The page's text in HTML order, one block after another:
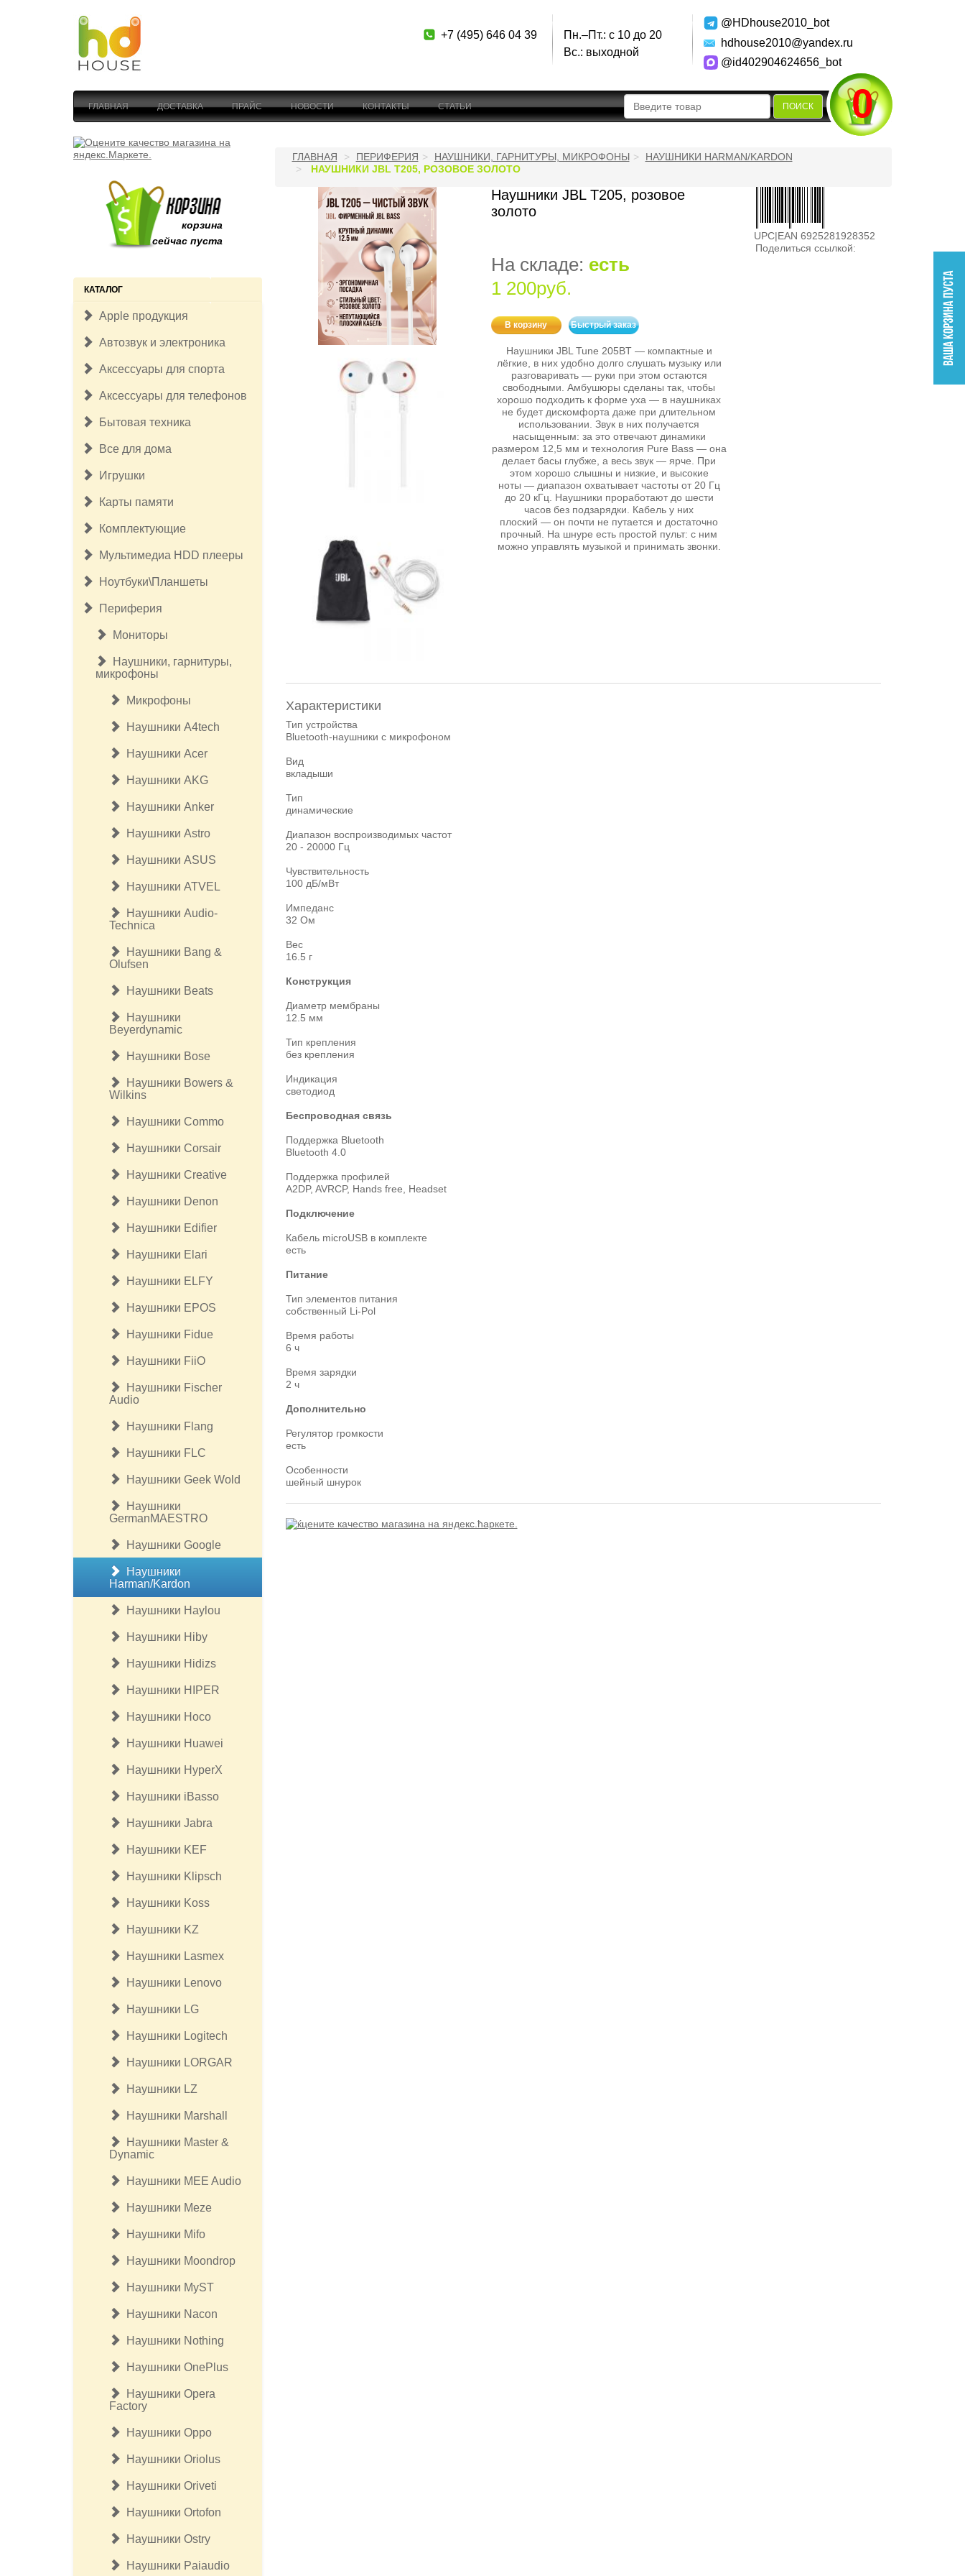
+7 (495) 646 04 39
Пн.–Пт.: с 10 до 20
Вс.: выходной
@HDhouse2010_bot
hdhouse2010@yandex.ru
@id402904624656_bot
ГЛАВНАЯ ДОСТАВКА ПРАЙС НОВОСТИ КОНТАКТЫ СТАТЬИ ПОИСК 0
корзина
сейчас пуста
КАТАЛОГ
Apple продукция
Автозвук и электроника
Аксессуары для спорта
Аксессуары для телефонов
Бытовая техника
Все для дома
Игрушки
Карты памяти
Комплектующие
Мультимедиа HDD плееры
Ноутбуки\Планшеты
Периферия
Мониторы
Наушники, гарнитуры,
микрофоны
Микрофоны
Наушники A4tech
Наушники Acer
Наушники AKG
Наушники Anker
Наушники Astro
Наушники ASUS
Наушники ATVEL
Наушники Audio-
Technica
Наушники Bang &
Olufsen
Наушники Beats
Наушники
Beyerdynamic
Наушники Bose
Наушники Bowers &
Wilkins
Наушники Commo
Наушники Corsair
Наушники Creative
Наушники Denon
Наушники Edifier
Наушники Elari
Наушники ELFY
Наушники EPOS
Наушники Fidue
Наушники FiiO
Наушники Fischer
Audio
Наушники Flang
Наушники FLC
Наушники Geek Wold
Наушники
GermanMAESTRO
Наушники Google
Наушники
Harman/Kardon
Наушники Haylou
Наушники Hiby
Наушники Hidizs
Наушники HIPER
Наушники Hoco
Наушники Huawei
Наушники HyperX
Наушники iBasso
Наушники Jabra
Наушники KEF
Наушники Klipsсh
Наушники Koss
Наушники KZ
Наушники Lasmex
Наушники Lenovo
Наушники LG
Наушники Logitech
Наушники LORGAR
Наушники LZ
Наушники Marshall
Наушники Master &
Dynamic
Наушники MEE Audio
Наушники Meze
Наушники Mifo
Наушники Moondrop
Наушники MyST
Наушники Nacon
Наушники Nothing
Наушники OnePlus
Наушники Opera
Factory
Наушники Oppo
Наушники Oriolus
Наушники Oriveti
Наушники Ortofon
Наушники Ostry
Наушники Paiaudio
ГЛАВНАЯ ПЕРИФЕРИЯ НАУШНИКИ, ГАРНИТУРЫ, МИКРОФОНЫ
НАУШНИКИ HARMAN/KARDON
НАУШНИКИ JBL T205, РОЗОВОЕ ЗОЛОТО
Наушники JBL T205, розовое
золото
На складе: есть
1 200руб.
В корзину Быстрый заказ
Наушники JBL Tune 205BT — компактные и
лёгкие, в них удобно долго слушать музыку или
разговаривать — руки при этом остаются
свободными. Амбушюры сделаны так, чтобы
хорошо подходить к форме уха — в наушниках
не будет дискомфорта даже при длительном
использовании. Звук в них получается
насыщенным: за это отвечают динамики
размером 12,5 мм и технология Pure Bass — она
делает басы глубже, а весь звук — ярче. При
этом хорошо слышны и низкие, и высокие
ноты — диапазон охватывает частоты от 20 Гц
до 20 кГц. Наушники проработают до шести
часов без подзарядки. Кабель у них
плоский — он почти не путается и достаточно
прочный. На шнуре есть простой пульт: с ним
можно управлять музыкой и принимать звонки.
UPC|EAN 6925281928352
Поделиться ссылкой:
Характеристики
Тип устройства
Bluetooth-наушники с микрофоном
Вид
вкладыши
Тип
динамические
Диапазон воспроизводимых частот
20 - 20000 Гц
Чувствительность
100 дБ/мВт
Импеданс
32 Ом
Вес
16.5 г
Конструкция
Диаметр мембраны
12.5 мм
Тип крепления
без крепления
Индикация
светодиод
Беспроводная связь
Поддержка Bluetooth
Bluetooth 4.0
Поддержка профилей
A2DP, AVRCP, Hands free, Headset
Подключение
Кабель microUSB в комплекте
есть
Питание
Тип элементов питания
собственный Li-Pol
Время работы
6 ч
Время зарядки
2 ч
Дополнительно
Регулятор громкости
есть
Особенности
шейный шнурок